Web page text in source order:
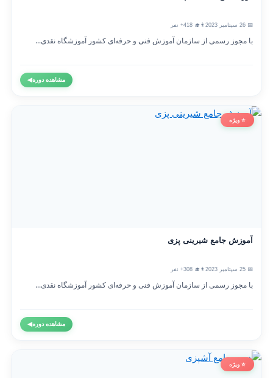
👨‍🎓 418+ نفر
با مجوز رسمی از سازمان آموزش فنی و حرفه‌ای کشور آموزشگاه نقدی...
مشاهده دوره◀
⭐ ویژه
آموزش جامع شیرینی پزی
👨‍🎓 308+ نفر
با مجوز رسمی از سازمان آموزش فنی و حرفه‌ای کشور آموزشگاه نقدی...
مشاهده دوره◀
⭐ ویژه